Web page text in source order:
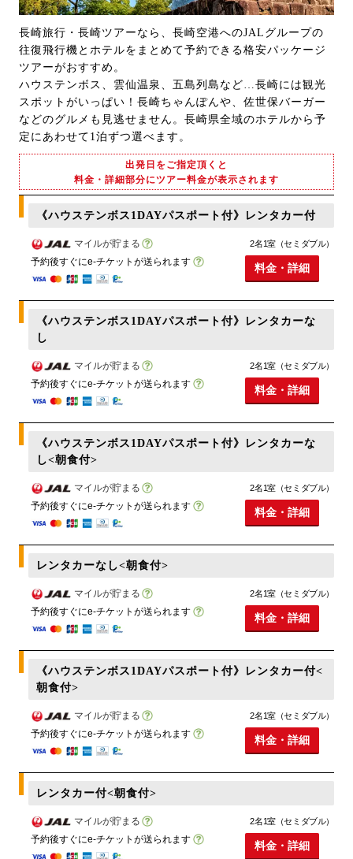
長崎旅行・長崎ツアーなら、長崎空港へのJALグループの
往復飛行機とホテルをまとめて予約できる格安パッケージ
ツアーがおすすめ。
ハウステンボス、雲仙温泉、五島列島など…長崎には観光
スポットがいっぱい！長崎ちゃんぽんや、佐世保バーガー
などのグルメも見逃せません。長崎県全域のホテルから予
定にあわせて1泊ずつ選べます。
出発日をご指定頂くと
料金・詳細部分にツアー料金が表示されます
《ハウステンボス1DAYパスポート付》レンタカー付
マイルが貯まる
予約後すぐにe-チケットが送られます
2名1室（セミダブル）
料金・詳細
《ハウステンボス1DAYパスポート付》レンタカーな
し
マイルが貯まる
予約後すぐにe-チケットが送られます
2名1室（セミダブル）
料金・詳細
《ハウステンボス1DAYパスポート付》レンタカーな
し<朝食付>
マイルが貯まる
予約後すぐにe-チケットが送られます
2名1室（セミダブル）
料金・詳細
レンタカーなし<朝食付>
マイルが貯まる
予約後すぐにe-チケットが送られます
2名1室（セミダブル）
料金・詳細
《ハウステンボス1DAYパスポート付》レンタカー付<
朝食付>
マイルが貯まる
予約後すぐにe-チケットが送られます
2名1室（セミダブル）
料金・詳細
レンタカー付<朝食付>
マイルが貯まる
予約後すぐにe-チケットが送られます
2名1室（セミダブル）
料金・詳細